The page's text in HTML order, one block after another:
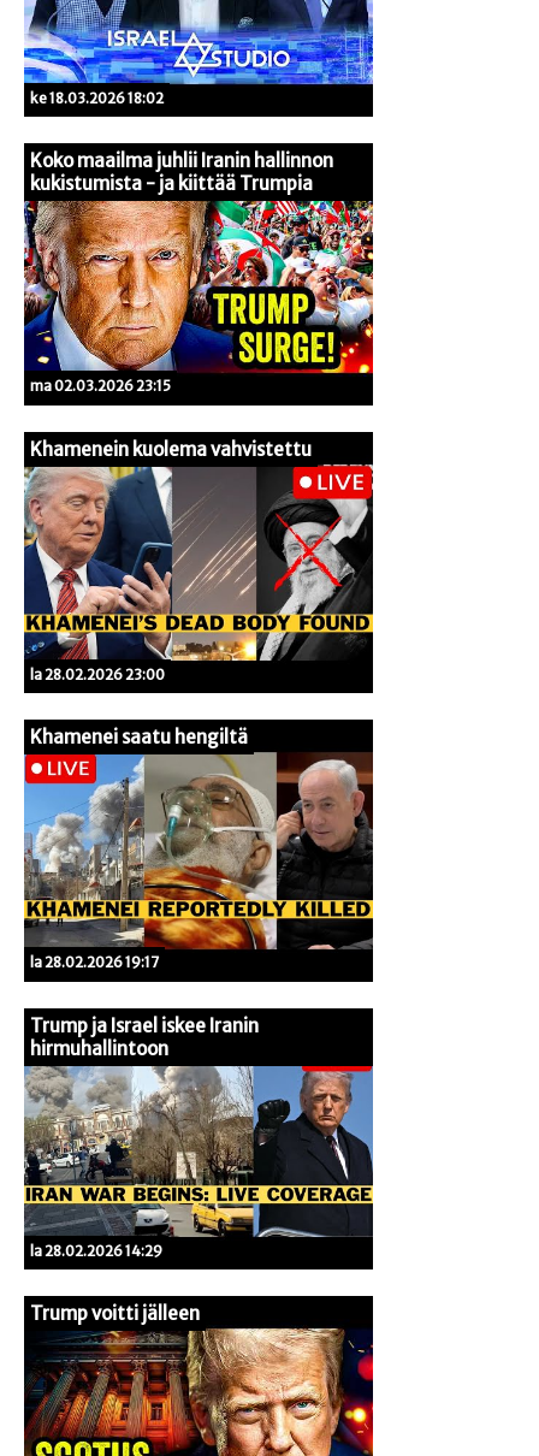
ke 18.03.2026 18:02
Koko maailma juhlii Iranin hallinnon
kukistumista - ja kiittää Trumpia
ma 02.03.2026 23:15
Khamenein kuolema vahvistettu
la 28.02.2026 23:00
Khamenei saatu hengiltä
la 28.02.2026 19:17
Trump ja Israel iskee Iranin
hirmuhallintoon
la 28.02.2026 14:29
Trump voitti jälleen